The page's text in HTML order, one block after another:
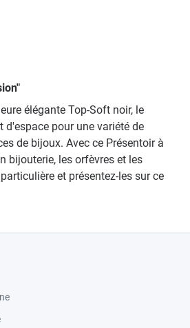
élégante Top-Soft noir, le
pour une variété de
de bijoux. Avec ce Présentoir à
bijouterie, les orfèvres et les
et présentez-les sur ce